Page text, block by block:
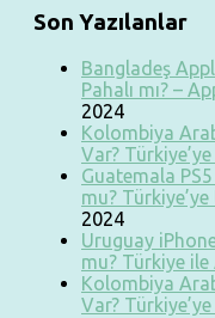
Son Yazılanlar
Bangladeş
Pahalı mı? –
2024
Kolombiya
Var?
Guatemala
mu?
2024
Uruguay
mu? Türkiye
Kolombiya
Var?